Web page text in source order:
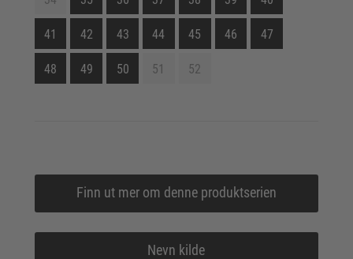
41 42 43 44 45 46 47
48 49 50 51 52
Finn ut mer om denne produktserien
Nevn kilde